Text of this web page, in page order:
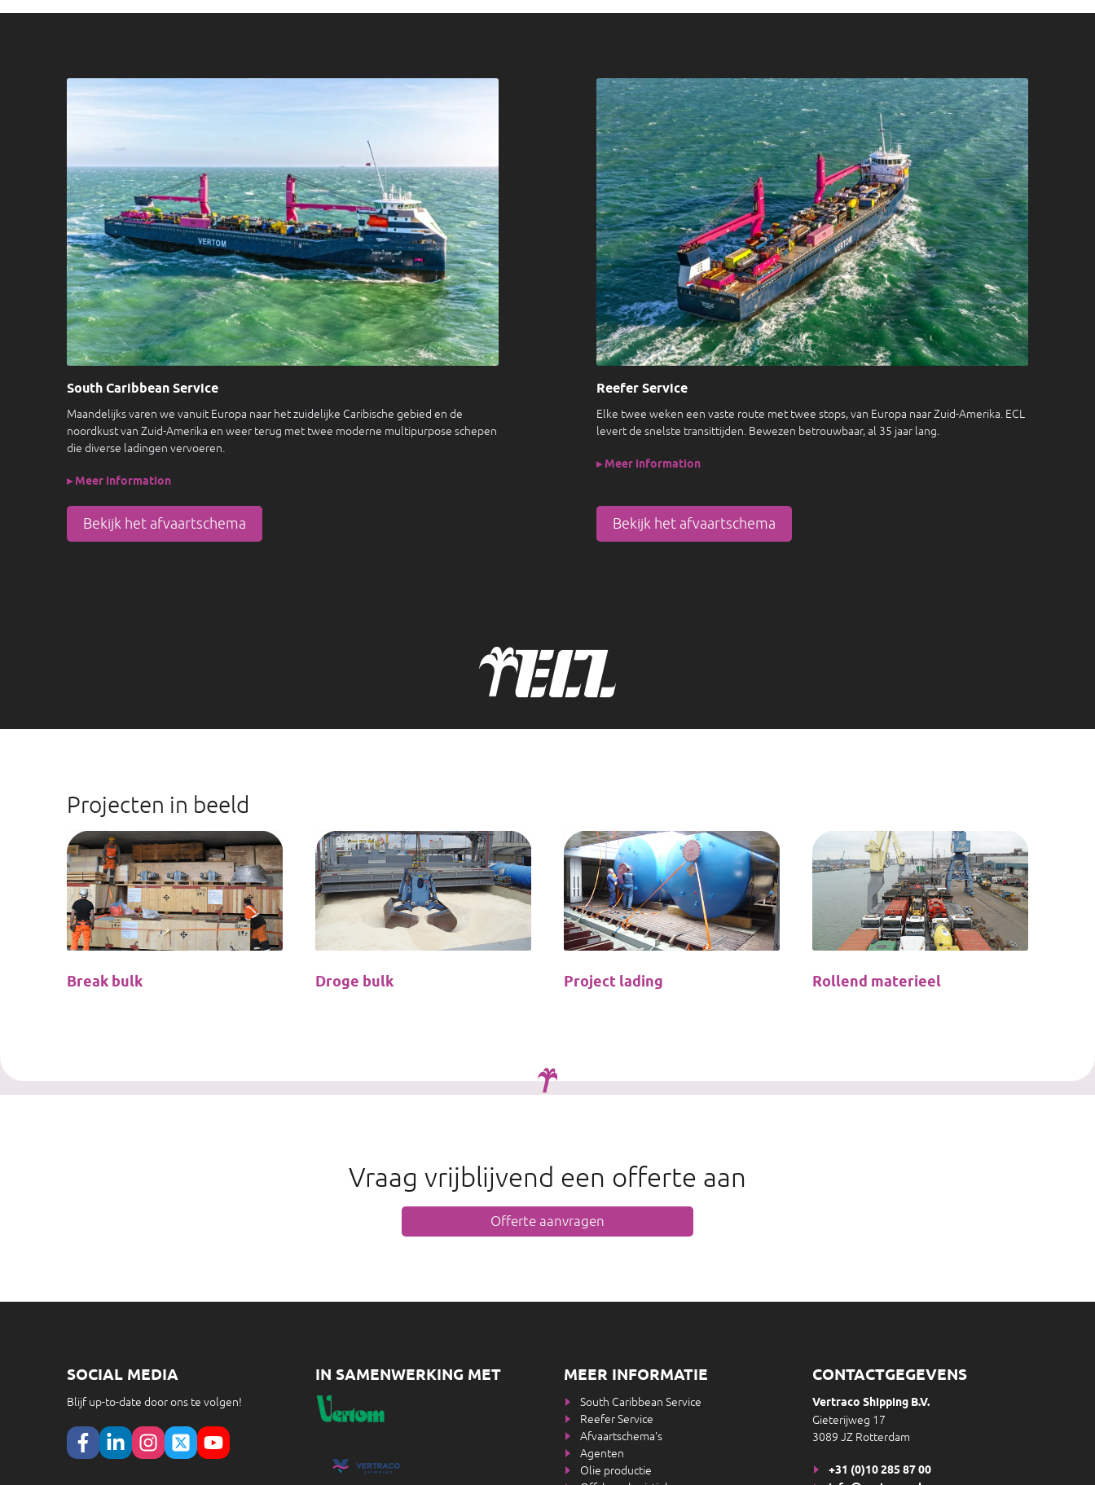
South Caribbean Service
Maandelijks varen we vanuit Europa naar het zuidelijke Caribische gebied en de
noordkust van Zuid-Amerika en weer terug met twee moderne multipurpose schepen
die diverse ladingen vervoeren.
▸ Meer information
Bekijk het afvaartschema
Reefer Service
Elke twee weken een vaste route met twee stops, van Europa naar Zuid-Amerika. ECL
levert de snelste transittijden. Bewezen betrouwbaar, al 35 jaar lang.
▸ Meer information
Bekijk het afvaartschema
Projecten in beeld
Break bulk Droge bulk Project lading Rollend materieel
Vraag vrijblijvend een offerte aan
Offerte aanvragen
SOCIAL MEDIA
Blijf up-to-date door ons te volgen!
IN SAMENWERKING MET MEER INFORMATIE
South Caribbean Service
Reefer Service
Afvaartschema's
Agenten
Olie productie
CONTACTGEGEVENS
Vertraco Shipping B.V.
Gieterijweg 17
3089 JZ Rotterdam
+31 (0)10 285 87 00